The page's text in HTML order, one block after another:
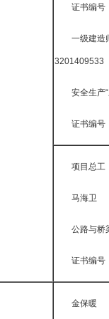
证书编号
一级建造
3201409533
安全生产
证书编号
项目总工
马海卫
公路与桥
证书编号
金保暖